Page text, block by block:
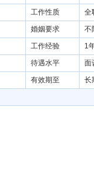
工作性质
全
婚姻要求
不
工作经验
1
待遇水平
面
有效期至
长